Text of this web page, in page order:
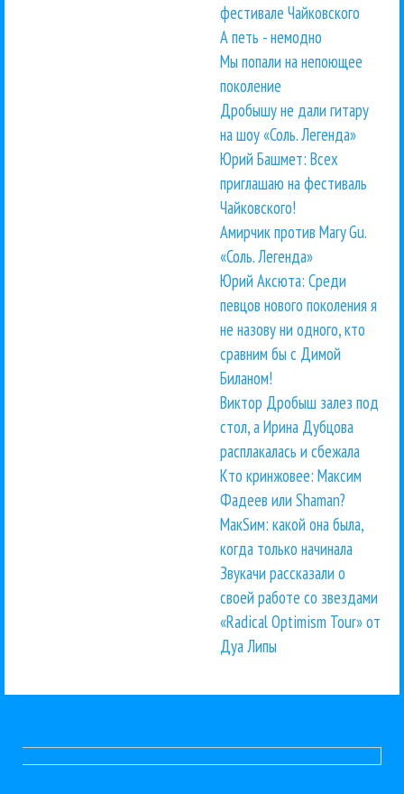
фестивале Чайковского
А петь - немодно
Мы попали на непоющее
поколение
Дробышу не дали гитару
на шоу «Соль. Легенда»
Юрий Башмет: Всех
приглашаю на фестиваль
Чайковского!
Амирчик против Mary Gu.
«Соль. Легенда»
Юрий Аксюта: Среди
певцов нового поколения я
не назову ни одного, кто
сравним бы с Димой
Биланом!
Виктор Дробыш залез под
стол, а Ирина Дубцова
расплакалась и сбежала
Кто кринжовее: Максим
Фадеев или Shaman?
МакSим: какой она была,
когда только начинала
Звукачи рассказали о
своей работе со звездами
«Radical Optimism Tour» от
Дуа Липы